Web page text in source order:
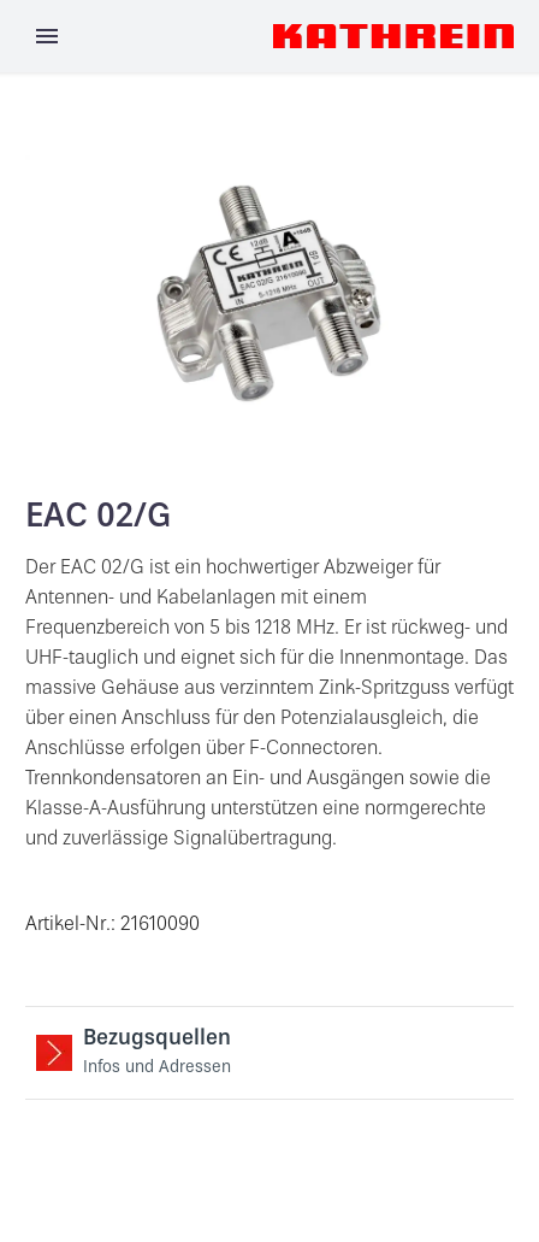
EAC 02/G
Der EAC 02/G ist ein hochwertiger Abzweiger für
Antennen- und Kabelanlagen mit einem
Frequenzbereich von 5 bis 1218 MHz. Er ist rückweg- und
UHF-tauglich und eignet sich für die Innenmontage. Das
massive Gehäuse aus verzinntem Zink-Spritzguss verfügt
über einen Anschluss für den Potenzialausgleich, die
Anschlüsse erfolgen über F-Connectoren.
Trennkondensatoren an Ein- und Ausgängen sowie die
Klasse-A-Ausführung unterstützen eine normgerechte
und zuverlässige Signalübertragung.
Artikel-Nr.: 21610090
Bezugsquellen
Infos und Adressen